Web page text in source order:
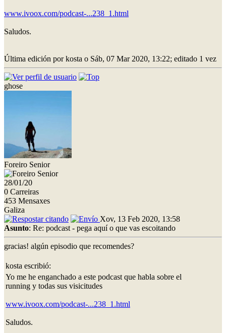
www.ivoox.com/podcast-...238_1.html
Saludos.
Última edición por kosta o Sáb, 07 Mar 2020, 13:22; editado 1 vez
ghose
Foreiro Senior
28/01/20
0 Carreiras
453 Mensaxes
Galiza
Xov, 13 Feb 2020, 13:58
Asunto: Re: podcast - pega aquí o que vas escoitando
gracias! algún episodio que recomendes?
kosta escribió:
Yo me he enganchado a este podcast que habla sobre el
running y todas sus visicitudes
www.ivoox.com/podcast-...238_1.html
Saludos.